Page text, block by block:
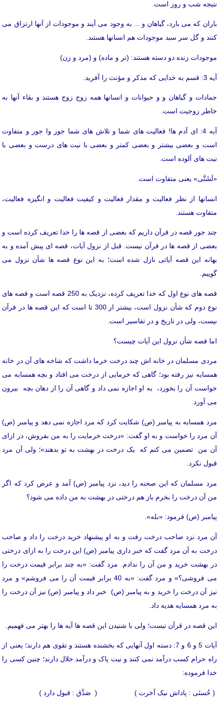
نتیجه شب و روز است.
باران که می بارد، گیاهان و ... به وجود می آیند و موجودات از آنها ارتزاق می
کنند و گل سر سبد موجودات هم انسانها هستند.
موجودات زنده دو دسته هستند: (نر و ماده) و (مرد و زن)
آیه 3: قسم به خدایی که مذکر و مؤنث را آفرید.
جمادات و گیاهان و و حیوانات و انسانها همه زوج زوج هستند و بقاء آنها به
خاطر زوجیت است.
آیه 4: ای آدم ها! فعالیت های شما و تلاش های شما جور وا جور و متفاوت
است و بعضی بیشتر و بعضی کمتر و بعضی با نیت های درست و بعضی با
نیت های آلوده است.
«لَشَتَّی» یعنی متفاوت است.
انسانها از نظر فعالیت و مقدار فعالیت و کیفیت فعالیت و انگیزه فعالیت،
متفاوت هستند.
چند جور قصه در قرآن داریم که بعضی از قصه ها را خدا تعریف کرده است و
بعضی از قصه ها در قرآن نیست. قبل از نزول آیات، قصه ای پیش آمده و به
بهانه این قصه آیاتی نازل شده است؛ به این نوع قصه ها شأن نزول می
گوییم.
قصه های نوع اول که خدا تعریف کرده، نزدیک به 250 قصه است و قصه های
نوع دوم که شأن نزول است، بیشتر از 300 تا است که این قصه ها در قرآن
نیست، ولی در تاریخ و در تفاسیر است.
اما قصه شأن نزول این آیات چیست؟
مردی مسلمان در خانه اش چند درخت خرما داشت که شاخه های آن در خانه
همسایه نیز رفته بود؛ گاهی که خرمایی از درخت می افتاد و بچه همسایه می
خواست آن را بخورد، به او اجازه نمی داد و گاهی آن را از دهان بچه بیرون
می آورد.
مرد همسایه به پیامبر (ص) شکایت کرد که مرد اجازه نمی دهد و پیامبر (ص)
آن مرد را خواست و به او گفت: «درخت خرمایت را به من بفروش، در ازای
آن من تضمین می کنم که یک درخت در بهشت به تو بدهند»؛ ولی آن مرد
قبول نکرد.
مرد مسلمان که این صحنه را دید، نزد پیامبر (ص) آمد و عرض کرد که اگر
من آن درخت را بخرم باز هم درختی در بهشت به من داده می شود؟
پیامبر (ص) فرمود: «بله».
آن مرد نزد صاحب درخت رفت و به او پیشنهاد خرید درخت را داد و صاحب
درخت به آن مرد گفت که خبر داری پیامبر (ص) این درخت را به ازای درختی
در بهشت خرید و من آن را ندادم. مرد گفت: «به چند برابر قیمت درخت را
می فروشی؟» و مرد گفت: «به 40 برابر قیمت آن را می فروشم» و مرد
نیز آن درخت را خرید و به پیامبر (ص) خبر داد و پیامبر (ص) نیز آن درخت را
به مرد همسایه هدیه داد.
این قصه در قرآن نیست؛ ولی با شنیدن این قصه ها آیه ها را بهتر می فهمیم.
آیات 5 و 6 و 7: دسته اول آنهایی که بخشنده هستند و تقوی هم دارند؛ یعنی از
راه حرام کسب درآمد نمی کنند و نیت پاک و درآمد حلال دارند؛ چنین کسی را
خدا فرموده:
( حُسنَی : پاداش نیک آخرت ) ( صَدَّق : قبول دارد )